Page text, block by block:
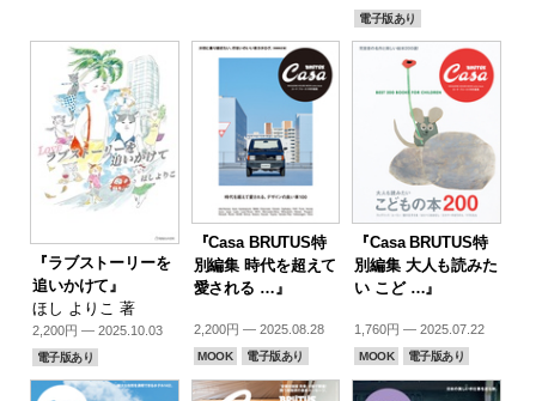
電子版あり
『ラブストーリーを
追いかけて』
ほし よりこ 著
2,200円 — 2025.10.03
電子版あり
『Casa BRUTUS特
別編集 時代を超えて
愛される …』
2,200円 — 2025.08.28
MOOK 電子版あり
『Casa BRUTUS特
別編集 大人も読みた
い こど …』
1,760円 — 2025.07.22
MOOK 電子版あり